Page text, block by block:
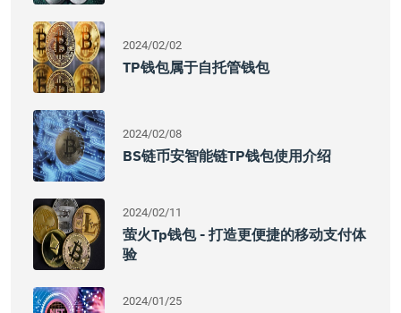
2024/02/02
TP钱包属于自托管钱包
2024/02/08
BS链币安智能链TP钱包使用介绍
2024/02/11
萤火tp钱包 - 打造更便捷的移动支付体
验
2024/01/25